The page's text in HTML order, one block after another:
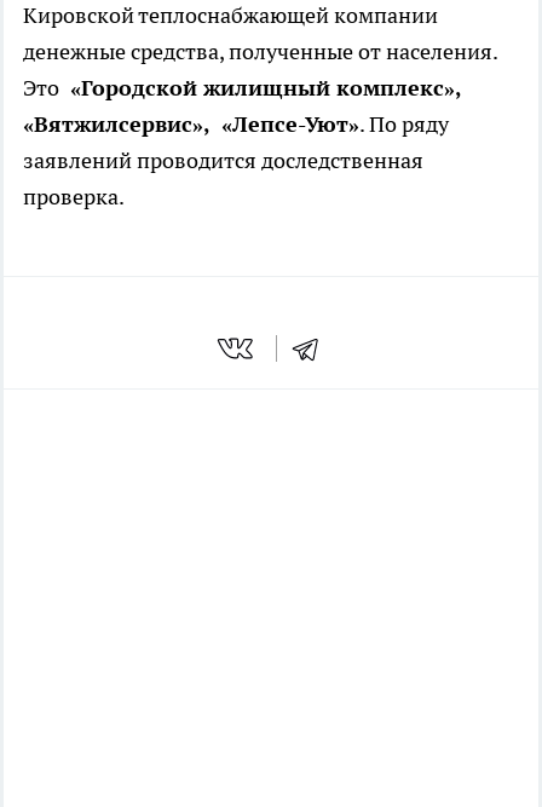
Кировской теплоснабжающей компании
денежные средства, полученные от населения.
Это «Городской жилищный комплекс»,
«Вятжилсервис», «Лепсе-Уют». По ряду
заявлений проводится доследственная
проверка.